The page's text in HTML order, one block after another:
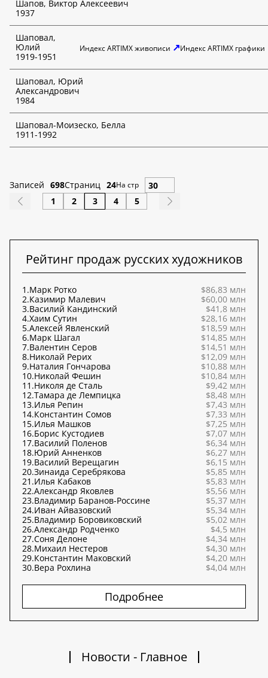
Шапов, Виктор Алексеевич
1937
Шаповал,
Юлий
1919-1951
Индекс ARTIMX живописи ↗Индекс ARTIMX графики
Шаповал, Юрий
Александрович
1984
Шаповал-Моизеско, Белла
1911-1992
Записей 698Страниц 24На стр
1 2 3 4 5
Рейтинг продаж русских художников
1.Марк Ротко
$86,83 млн
2.Казимир Малевич
$60,00 млн
3.Василий Кандинский
$41,8 млн
4.Хаим Сутин
$28,16 млн
5.Алексей Явленский
$18,59 млн
6.Марк Шагал
$14,85 млн
7.Валентин Серов
$14,51 млн
8.Николай Рерих
$12,09 млн
9.Наталия Гончарова
$10,88 млн
10.Николай Фешин
$10,84 млн
11.Николя де Сталь
$9,42 млн
12.Тамара де Лемпицка
$8,48 млн
13.Илья Репин
$7,43 млн
14.Константин Сомов
$7,33 млн
15.Илья Машков
$7,25 млн
16.Борис Кустодиев
$7,07 млн
17.Василий Поленов
$6,34 млн
18.Юрий Анненков
$6,27 млн
19.Василий Верещагин
$6,15 млн
20.Зинаида Серебрякова
$5,85 млн
21.Илья Кабаков
$5,83 млн
22.Александр Яковлев
$5,56 млн
23.Владимир Баранов-Россине
$5,37 млн
24.Иван Айвазовский
$5,34 млн
25.Владимир Боровиковский
$5,02 млн
26.Александр Родченко
$4,5 млн
27.Соня Делоне
$4,34 млн
28.Михаил Нестеров
$4,30 млн
29.Константин Маковский
$4,20 млн
30.Вера Рохлина $4,04 млн
Подробнее
Новости - Главное